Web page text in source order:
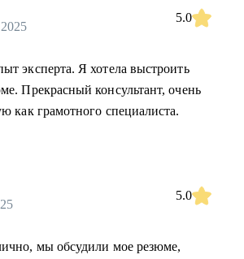
5.0
эксперта. Я хотела выстроить
Прекрасный консультант, очень
как грамотного специалиста.
5.0
мы обсудили мое резюме,